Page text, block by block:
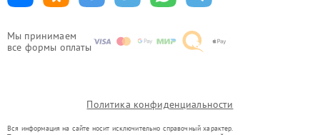
Мы принимаем
все формы оплаты
Политика конфиденциальности
Вся информация на сайте носит исключительно справочный характер.